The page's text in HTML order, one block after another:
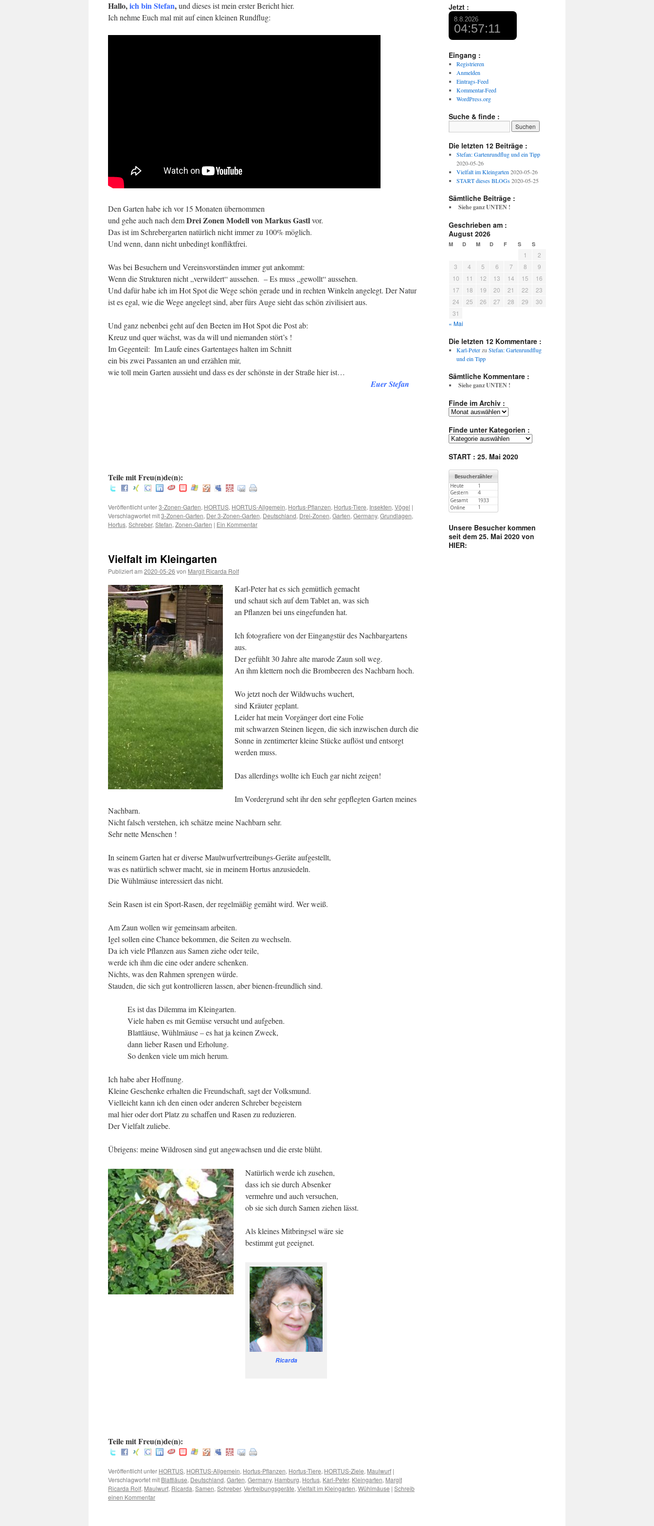
Hallo,ich bin Stefan,und dieses ist mein erster Bericht hier.
Ich nehme Euch mal mit auf einen kleinen Rundflug:
Den Garten habe ich vor 15 Monaten übernommen
und gehe auch nach demDrei Zonen Modell von Markus Gastlvor.
Das ist im Schrebergarten natürlich nicht immer zu 100% möglich.
Und wenn, dann nicht unbedingt konfliktfrei.
Was bei Besuchern und Vereinsvorständen immer gut ankommt:
Wenn die Strukturen nicht „verwildert“ aussehen. – Es muss „gewollt“ aussehen.
Und dafür habe ich im Hot Spot die Wege schön gerade und in rechten Winkeln angelegt. Der Natur
ist es egal, wie die Wege angelegt sind, aber fürs Auge sieht das schön zivilisiert aus.
Und ganz nebenbei geht auf den Beeten im Hot Spot die Post ab:
Kreuz und quer wächst, was da will und niemanden stört’s !
Im Gegenteil: Im Laufe eines Gartentages halten im Schnitt
ein bis zwei Passanten an und erzählen mir,
wie toll mein Garten aussieht und dass es der schönste in der Straße hier ist…
Euer Stefan
Teile mit Freu(n)de(n):
Veröffentlicht unter3-Zonen-Garten, HORTUS, HORTUS-Allgemein, Hortus-Pflanzen, Hortus-Tiere, Insekten, Vögel |
Verschlagwortet mit3-Zonen-Garten, Der 3-Zonen-Garten, Deutschland, Drei-Zonen, Garten, Germany, Grundlagen,
Hortus, Schreber, Stefan, Zonen-Garten | Ein Kommentar
Vielfalt im Kleingarten
Publiziert am 2020-05-26 von Margit Ricarda Rolf
Karl-Peter hat es sich gemütlich gemacht
und schaut sich auf dem Tablet an, was sich
an Pflanzen bei uns eingefunden hat.
Ich fotografiere von der Eingangstür des Nachbargartens
aus.
Der gefühlt 30 Jahre alte marode Zaun soll weg.
An ihm klettern noch die Brombeeren des Nachbarn hoch.
Wo jetzt noch der Wildwuchs wuchert,
sind Kräuter geplant.
Leider hat mein Vorgänger dort eine Folie
mit schwarzen Steinen liegen, die sich inzwischen durch die
Sonne in zentimerter kleine Stücke auflöst und entsorgt
werden muss.
Das allerdings wollte ich Euch gar nicht zeigen!
Im Vordergrund seht ihr den sehr gepflegten Garten meines
Nachbarn.
Nicht falsch verstehen, ich schätze meine Nachbarn sehr.
Sehr nette Menschen !
In seinem Garten hat er diverse Maulwurfvertreibungs-Geräte aufgestellt,
was es natürlich schwer macht, sie in meinem Hortus anzusiedeln.
Die Wühlmäuse interessiert das nicht.
Sein Rasen ist ein Sport-Rasen, der regelmäßig gemäht wird. Wer weiß.
Am Zaun wollen wir gemeinsam arbeiten.
Igel sollen eine Chance bekommen, die Seiten zu wechseln.
Da ich viele Pflanzen aus Samen ziehe oder teile,
werde ich ihm die eine oder andere schenken.
Nichts, was den Rahmen sprengen würde.
Stauden, die sich gut kontrollieren lassen, aber bienen-freundlich sind.
Es ist das Dilemma im Kleingarten.
Viele haben es mit Gemüse versucht und aufgeben.
Blattläuse, Wühlmäuse – es hat ja keinen Zweck,
dann lieber Rasen und Erholung.
So denken viele um mich herum.
Ich habe aber Hoffnung.
Kleine Geschenke erhalten die Freundschaft, sagt der Volksmund.
Vielleicht kann ich den einen oder anderen Schreber begeistern
mal hier oder dort Platz zu schaffen und Rasen zu reduzieren.
Der Vielfalt zuliebe.
Übrigens: meine Wildrosen sind gut angewachsen und die erste blüht.
Natürlich werde ich zusehen,
dass ich sie durch Absenker
vermehre und auch versuchen,
ob sie sich durch Samen ziehen lässt.
Als kleines Mitbringsel wäre sie
bestimmt gut geeignet.
Ricarda
Teile mit Freu(n)de(n):
Veröffentlicht unter HORTUS, HORTUS-Allgemein, Hortus-Pflanzen, Hortus-Tiere, HORTUS-Ziele, Maulwurf |
Verschlagwortet mit Blattläuse, Deutschland, Garten, Germany, Hamburg, Hortus, Karl-Peter, Kleingarten, Margit
Ricarda Rolf, Maulwurf, Ricarda, Samen, Schreber, Vertreibungsgeräte, Vielfalt im Kleingarten, Wühlmäuse | Schreib
einen Kommentar
Jetzt :
Eingang :
Registrieren
Anmelden
Eintrags-Feed
Kommentar-Feed
WordPress.org
Suche & finde :
Die letzten 12 Beiträge :
Stefan: Gartenrundflug und ein Tipp
2020-05-26
Vielfalt im Kleingarten 2020-05-26
START dieses BLOGs 2020-05-25
Sämtliche Beiträge :
Siehe ganz UNTEN !
Geschrieben am :
August 2026
M D M D F S S
1
2
3
4 5 6 7 8
9
10
11 12 13 14 15
16
17
18 19 20 21 22
23
24
25 26 27 28 29
30
31
« Mai
Die letzten 12 Kommentare :
Karl-Peterzu Stefan: Gartenrundflug
und ein Tipp
Sämtliche Kommentare :
Siehe ganz UNTEN !
Finde im Archiv :
Finde
Archiv
Finde unter Kategorien :
Finde
Kategorien
START : 25. Mai 2020
Unsere Besucher kommen
seit dem 25. Mai 2020 von
HIER: